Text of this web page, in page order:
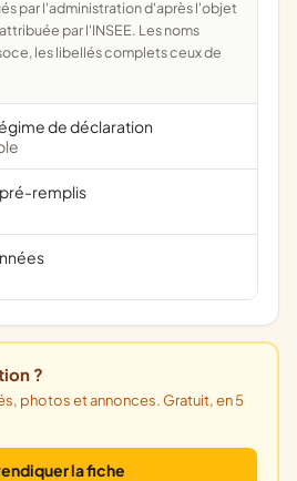
par l'INSEE. Les noms
les libellés complets ceux de
de déclaration
pré-remplis
?
la fiche